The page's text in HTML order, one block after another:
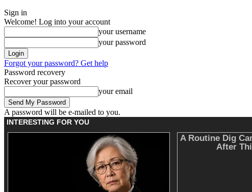
Sign in
Welcome! Log into your account
your username
your password
Forgot your password? Get help
Password recovery
Recover your password
your email
A password will be e-mailed to you.